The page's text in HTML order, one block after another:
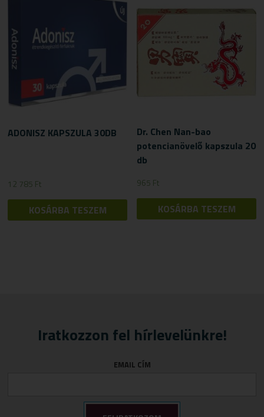
ADONISZ KAPSZULA 30DB
12 785 Ft
KOSÁRBA TESZEM
Dr. Chen Nan-bao
potencianövelő kapszula 20
db
965 Ft
KOSÁRBA TESZEM
Iratkozzon fel hírlevelünkre!
EMAIL CÍM